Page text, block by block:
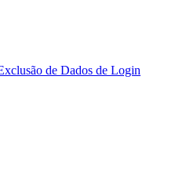
de Dados de Login